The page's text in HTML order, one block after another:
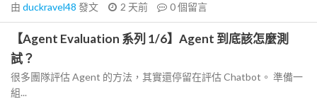
由 duckravel48 發文 2 天前 0個留言
【Agent Evaluation 系列 1/6】Agent 到底該怎麼測
試？
很多團隊評估 Agent 的方法，其實還停留在評估 Chatbot。 準備一
組...